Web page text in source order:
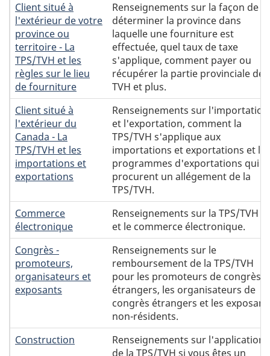
Client situé à
l'extérieur de votre
province ou
territoire - La
TPS/TVH et les
règles sur le lieu
de fourniture
Renseignements sur la façon de
déterminer la province dans
laquelle une fourniture est
effectuée, quel taux de taxe
s'applique, comment payer ou
récupérer la partie provinciale de
TVH et plus.
Client situé à
l'extérieur du
Canada - La
TPS/TVH et les
importations et
exportations
Renseignements sur l'importation
et l'exportation, comment la
TPS/TVH s'applique aux
importations et exportations et les
programmes d'exportations qui
procurent un allégement de la
TPS/TVH.
Commerce
électronique
Renseignements sur la TPS/TVH
et le commerce électronique.
Congrès -
promoteurs,
organisateurs et
exposants
Renseignements sur le
remboursement de la TPS/TVH
pour les promoteurs de congrès
étrangers, les organisateurs de
congrès étrangers et les
non-résidents.
Construction
Renseignements sur l'application
de la TPS/TVH si vous êtes un